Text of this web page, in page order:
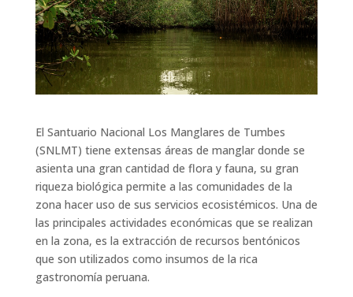
El Santuario Nacional Los Manglares de Tumbes
(SNLMT) tiene extensas áreas de manglar donde se
asienta una gran cantidad de flora y fauna, su gran
riqueza biológica permite a las comunidades de la
zona hacer uso de sus servicios ecosistémicos. Una de
las principales actividades económicas que se realizan
en la zona, es la extracción de recursos bentónicos
que son utilizados como insumos de la rica
gastronomía peruana.